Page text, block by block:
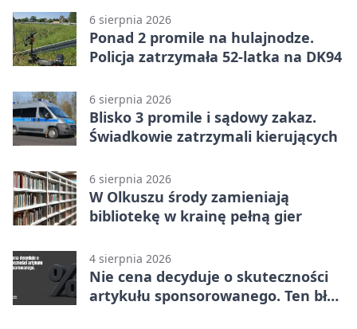
6 sierpnia 2026
Ponad 2 promile na hulajnodze.
Policja zatrzymała 52-latka na DK94
6 sierpnia 2026
Blisko 3 promile i sądowy zakaz.
Świadkowie zatrzymali kierujących
6 sierpnia 2026
W Olkuszu środy zamieniają
bibliotekę w krainę pełną gier
4 sierpnia 2026
Nie cena decyduje o skuteczności
artykułu sponsorowanego. Ten błąd